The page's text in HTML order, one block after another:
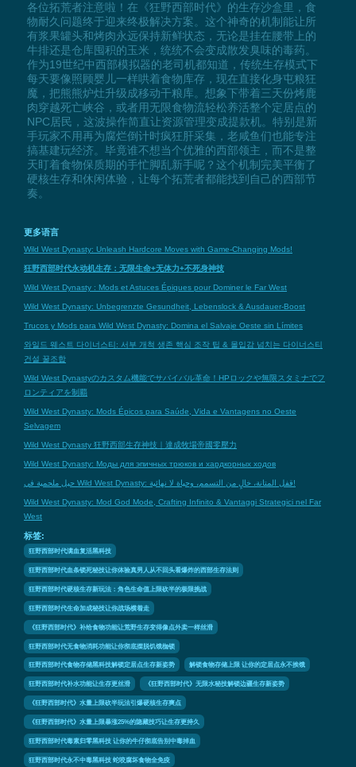
各位拓荒者注意啦！在《狂野西部时代》的生存沙盒里，食
物耐久问题终于迎来终极解决方案。这个神奇的机制能让所
有浆果罐头和烤肉永远保持新鲜状态，无论是挂在腰带上的
牛排还是仓库囤积的玉米，统统不会变成散发臭味的毒药。
作为19世纪中西部模拟器的老司机都知道，传统生存模式下
每天要像照顾婴儿一样哄着食物库存，现在直接化身屯粮狂
魔，把熊熊炉灶升级成移动干粮库。想象下带着三天份烤鹿
肉穿越死亡峡谷，或者用无限食物流轻松养活整个定居点的
NPC居民，这波操作简直让资源管理变成提款机。特别是新
手玩家不用再为腐烂倒计时疯狂肝采集，老咸鱼们也能专注
搞基建玩经济。毕竟谁不想当个优雅的西部领主，而不是整
天盯着食物保质期的手忙脚乱新手呢？这个机制完美平衡了
硬核生存和休闲体验，让每个拓荒者都能找到自己的西部节
奏。
更多语言
Wild West Dynasty: Unleash Hardcore Moves with Game-Changing Mods!
狂野西部时代永动机生存：无限生命+无体力+不死身神技
Wild West Dynasty : Mods et Astuces Épiques pour Dominer le Far West
Wild West Dynasty: Unbegrenzte Gesundheit, Lebenslock & Ausdauer-Boost
Trucos y Mods para Wild West Dynasty: Domina el Salvaje Oeste sin Límites
와일드 웨스트 다이너스티: 서부 개척 생존 핵심 조작 팁 & 몰입감 넘치는 다이너스티
건설 꿀조합
Wild West Dynastyのカスタム機能でサバイバル革命！HPロックや無限スタミナでフ
ロンティアを制覇
Wild West Dynasty: Mods Épicos para Saúde, Vida e Vantagens no Oeste
Selvagem
Wild West Dynasty 狂野西部生存神技｜達成牧場帝國零壓力
Wild West Dynasty: Моды для эпичных трюков и хардкорных ходов
حيل ملحمية في Wild West Dynasty: قفل المتانة، خالٍ من التسمم، وحياة لا نهائية!
Wild West Dynasty: Mod God Mode, Crafting Infinito & Vantaggi Strategici nel Far
West
标签:
狂野西部时代满血复活黑科技
狂野西部时代血条锁死秘技让你体验真男人从不回头看爆炸的西部生存法则
狂野西部时代硬核生存新玩法：角色生命值上限砍半的极限挑战
狂野西部时代生命加成秘技让你战场横着走
《狂野西部时代》补给食物功能让荒野生存变得像点外卖一样丝滑
狂野西部时代无食物消耗功能让你彻底摆脱饥饿枷锁
狂野西部时代食物存储黑科技解锁定居点生存新姿势 解锁食物存储上限 让你的定居点永不挨饿
狂野西部时代补水功能让生存更丝滑 《狂野西部时代》无限水秘技解锁边疆生存新姿势
《狂野西部时代》水量上限砍半玩法引爆硬核生存爽点
《狂野西部时代》水量上限暴涨25%的隐藏技巧让生存更持久
狂野西部时代毒素归零黑科技 让你的牛仔彻底告别中毒掉血
狂野西部时代永不中毒黑科技 蛇咬腐坏食物全免疫